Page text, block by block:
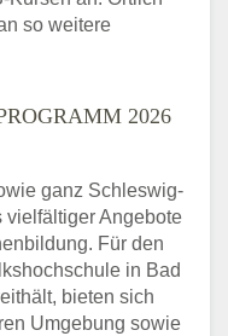
so weitere
2026
ganz Schleswig-
vielfältiger Angebote
Für den
in Bad
bieten sich
Umgebung sowie